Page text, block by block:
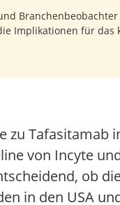
Implikationen für das
Tafasitamab
von Incyte
ob
in den USA